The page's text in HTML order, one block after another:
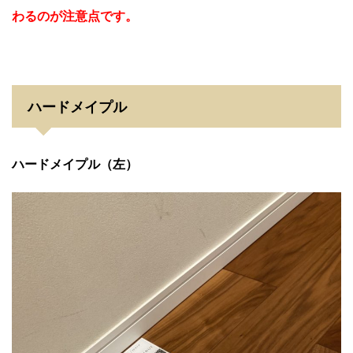
わるのが注意点です。
ハードメイプル
ハードメイプル（左）